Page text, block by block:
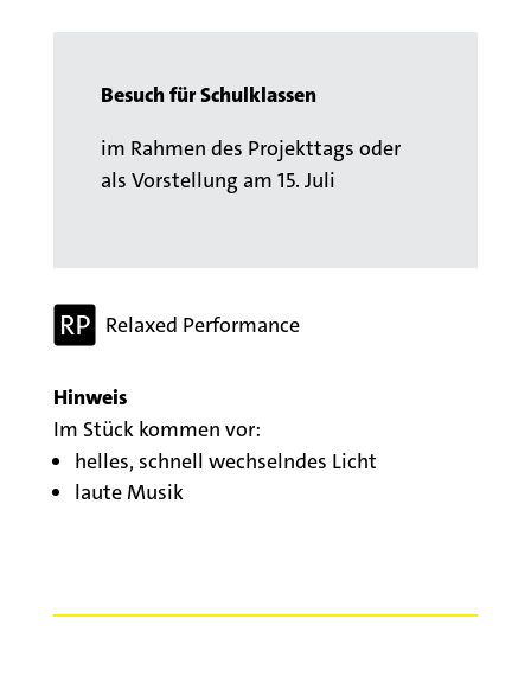
Besuch für Schulklassen
im Rahmen des Projekttags oder
als Vorstellung am 15. Juli
Relaxed Performance
Hinweis
Im Stück kommen vor:
helles, schnell wechselndes Licht
laute Musik